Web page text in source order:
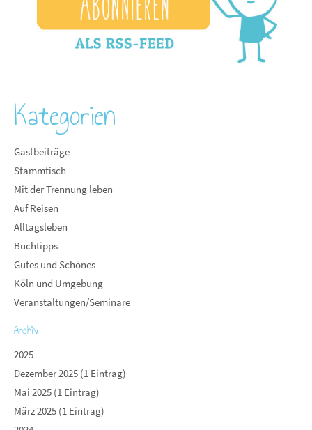
Kategorien
Gastbeiträge
Stammtisch
Mit der Trennung leben
Auf Reisen
Alltagsleben
Buchtipps
Gutes und Schönes
Köln und Umgebung
Veranstaltungen/Seminare
Archiv
2025
Dezember 2025 (1 Eintrag)
Mai 2025 (1 Eintrag)
März 2025 (1 Eintrag)